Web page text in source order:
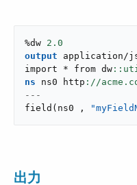
%dw 2.0
output
application/
import * from dw
ns ns0 http
---
field ( ns0 ,
出力